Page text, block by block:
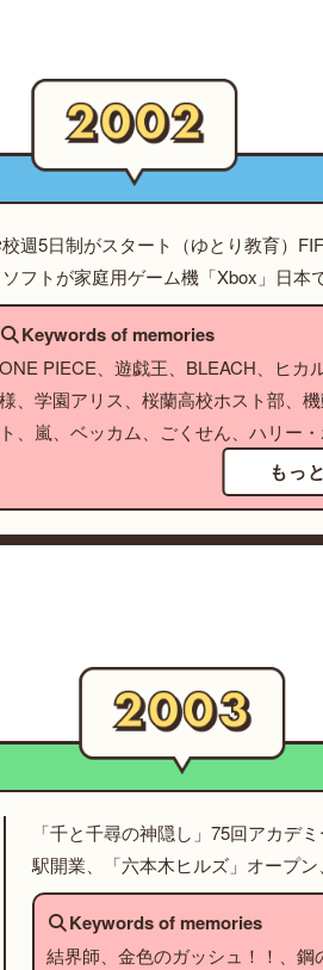
週5日制がスタート（ゆとり教育）
ソフトが家庭用ゲーム機「Xbox」日本
Keywords of memories
ONE PIECE、遊戯王、BLEACH、ヒカ
様、学園アリス、桜蘭高校ホスト部、
ト、嵐、ベッカム、ごくせん、ハリー
もっ
「千と千尋の神隠し」75回アカデ
駅開業、「六本木ヒルズ」オープ
Keywords of memories
結界師、金色のガッシュ！！、鋼